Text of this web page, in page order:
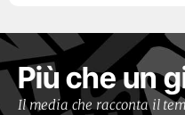
Più che un
Il media che racconta il